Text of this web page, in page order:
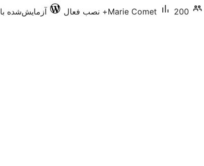
Marie Comet 200+ نصب فعال آزمایش‌شده با 6.0.13